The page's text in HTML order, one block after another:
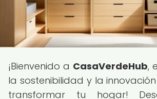
¡Bienvenido a CasaVerdeHub,
la sostenibilidad y la
transformar tu hogar!